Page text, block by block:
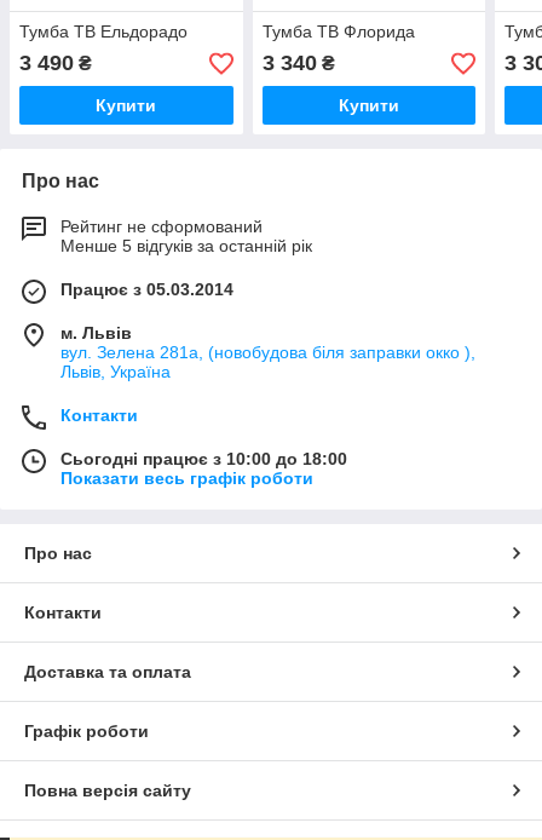
Тумба ТВ Ельдорадо
3 490 ₴
Купити
Тумба ТВ Флорида
3 340₴
Купити
3
Про нас
Рейтинг не сформований
Менше 5 відгуків за останній рік
Працює з 05.03.2014
м. Львів
вул. Зелена 281а, (новобудова біля заправки окко ),
Львів, Україна
Контакти
Сьогодні працює з 10:00 до 18:00
Показати весь графік роботи
Про нас
Контакти
Доставка та оплата
Графік роботи
Повна версія сайту